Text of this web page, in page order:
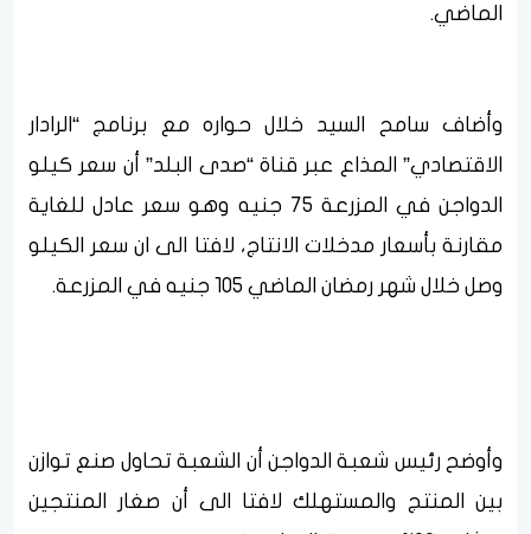
الماضي.
وأضاف سامح السيد خلال حواره مع برنامج “الرادار
الاقتصادي” المذاع عبر قناة “صدى البلد” أن سعر كيلو
الدواجن في المزرعة 75 جنيه وهو سعر عادل للغاية
مقارنة بأسعار مدخلات الانتاج، لافتا الى ان سعر الكيلو
وصل خلال شهر رمضان الماضي 105 جنيه في المزرعة.
وأوضح رئيس شعبة الدواجن أن الشعبة تحاول صنع توازن
بين المنتج والمستهلك لافتا الى أن صغار المنتجين